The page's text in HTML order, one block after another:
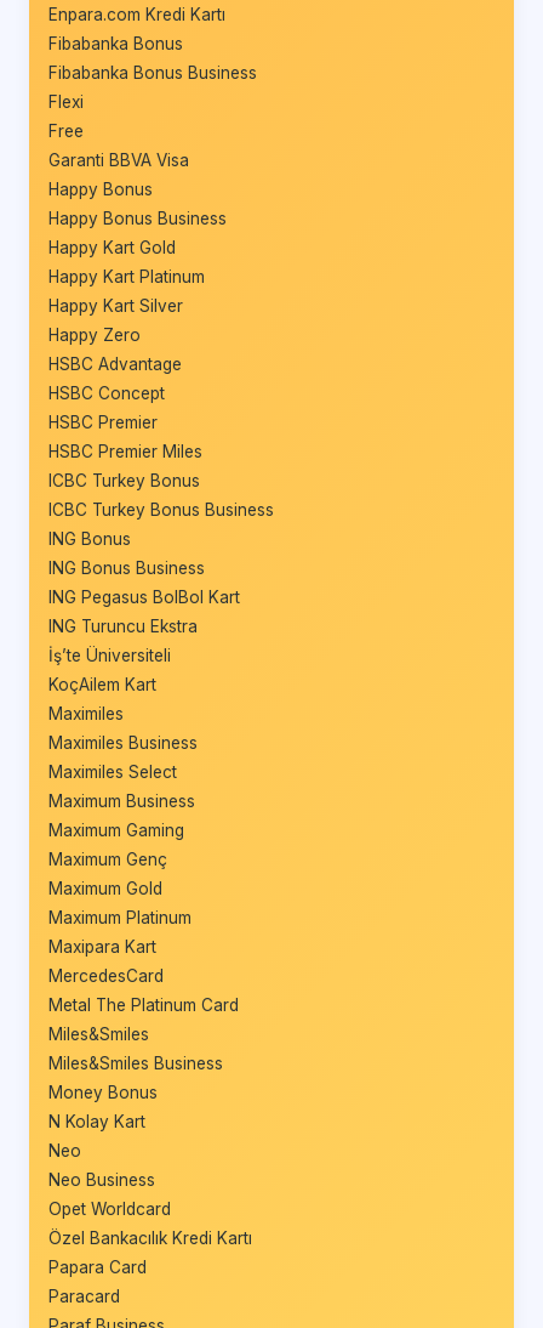
Enpara.com Kredi Kartı
Fibabanka Bonus
Fibabanka Bonus Business
Flexi
Free
Garanti BBVA Visa
Happy Bonus
Happy Bonus Business
Happy Kart Gold
Happy Kart Platinum
Happy Kart Silver
Happy Zero
HSBC Advantage
HSBC Concept
HSBC Premier
HSBC Premier Miles
ICBC Turkey Bonus
ICBC Turkey Bonus Business
ING Bonus
ING Bonus Business
ING Pegasus BolBol Kart
ING Turuncu Ekstra
İş’te Üniversiteli
KoçAilem Kart
Maximiles
Maximiles Business
Maximiles Select
Maximum Business
Maximum Gaming
Maximum Genç
Maximum Gold
Maximum Platinum
Maxipara Kart
MercedesCard
Metal The Platinum Card
Miles&Smiles
Miles&Smiles Business
Money Bonus
N Kolay Kart
Neo
Neo Business
Opet Worldcard
Özel Bankacılık Kredi Kartı
Papara Card
Paracard